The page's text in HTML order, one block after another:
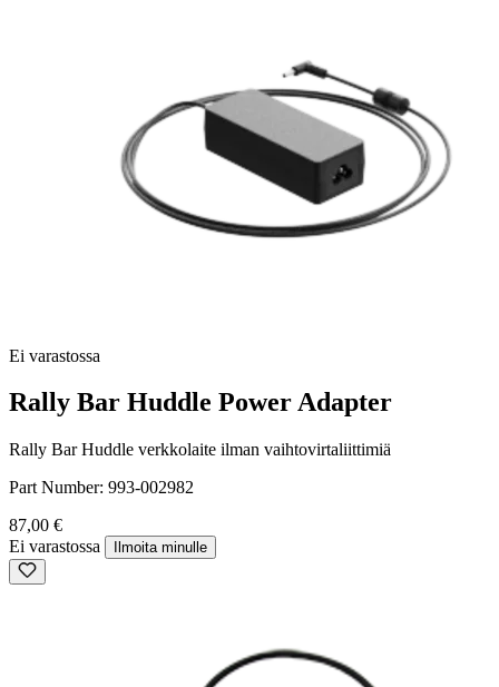
Ei varastossa
Rally Bar Huddle Power Adapter
Rally Bar Huddle verkkolaite ilman vaihtovirtaliittimiä
Part Number: 993-002982
87,00 €
Ei varastossa
Ilmoita minulle